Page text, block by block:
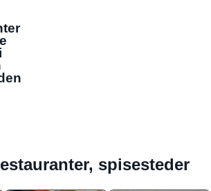
spisesteder